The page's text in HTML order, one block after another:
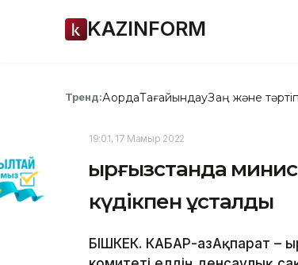
KAZINFORM
Тренд:АқордаТағайындауЗаң және тәртіп
19:01, 17 Мамыр 2022
Қырғызстанда
күдікпен ұсталды
БІШКЕК. КАБАР-ҚазАқпарат –